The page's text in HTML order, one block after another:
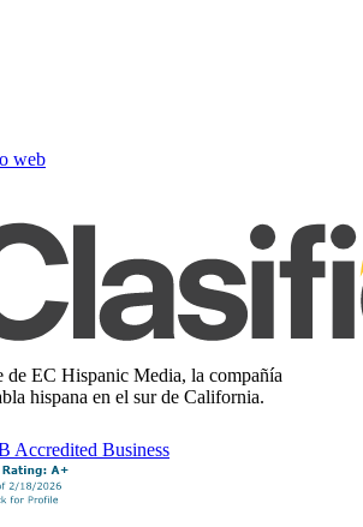
web
de EC Hispanic Media, la compañía
hispana en el sur de California.
Accredited Business